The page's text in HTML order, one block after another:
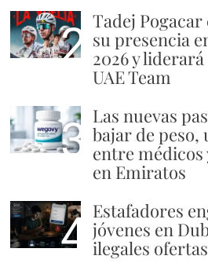
2 Tadej
su presencia
2026 y
UAE Team
3 Las nuevas
bajar de peso,
entre médicos
en Emiratos
4 Estafadores
jóvenes en
ilegales